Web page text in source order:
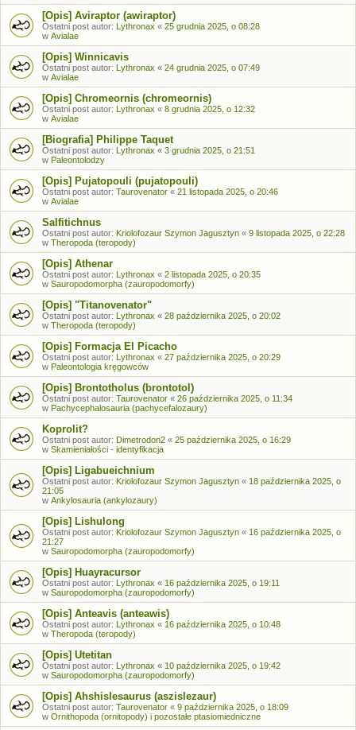
[Opis] Aviraptor (awiraptor)
Ostatni post autor: Lythronax « 25 grudnia 2025, o 08:28
w Avialae
[Opis] Winnicavis
Ostatni post autor: Lythronax « 24 grudnia 2025, o 07:49
w Avialae
[Opis] Chromeornis (chromeornis)
Ostatni post autor: Lythronax « 8 grudnia 2025, o 12:32
w Avialae
[Biografia] Philippe Taquet
Ostatni post autor: Lythronax « 3 grudnia 2025, o 21:51
w Paleontolodzy
[Opis] Pujatopouli (pujatopouli)
Ostatni post autor: Taurovenator « 21 listopada 2025, o 20:46
w Avialae
Salfitichnus
Ostatni post autor: Kriolofozaur Szymon Jagusztyn « 9 listopada 2025, o 22:28
w Theropoda (teropody)
[Opis] Athenar
Ostatni post autor: Lythronax « 2 listopada 2025, o 20:35
w Sauropodomorpha (zauropodomorfy)
[Opis] "Titanovenator"
Ostatni post autor: Lythronax « 28 października 2025, o 20:02
w Theropoda (teropody)
[Opis] Formacja El Picacho
Ostatni post autor: Lythronax « 27 października 2025, o 20:29
w Paleontologia kręgowców
[Opis] Brontotholus (brontotol)
Ostatni post autor: Taurovenator « 26 października 2025, o 11:34
w Pachycephalosauria (pachycefalozaury)
Koprolit?
Ostatni post autor: Dimetrodon2 « 25 października 2025, o 16:29
w Skamieniałości - identyfikacja
[Opis] Ligabueichnium
Ostatni post autor: Kriolofozaur Szymon Jagusztyn « 18 października 2025, o
21:05
w Ankylosauria (ankylozaury)
[Opis] Lishulong
Ostatni post autor: Kriolofozaur Szymon Jagusztyn « 16 października 2025, o
21:27
w Sauropodomorpha (zauropodomorfy)
[Opis] Huayracursor
Ostatni post autor: Lythronax « 16 października 2025, o 19:11
w Sauropodomorpha (zauropodomorfy)
[Opis] Anteavis (anteawis)
Ostatni post autor: Lythronax « 16 października 2025, o 10:48
w Theropoda (teropody)
[Opis] Utetitan
Ostatni post autor: Lythronax « 10 października 2025, o 19:42
w Sauropodomorpha (zauropodomorfy)
[Opis] Ahshislesaurus (aszislezaur)
Ostatni post autor: Taurovenator « 9 października 2025, o 18:09
w Ornithopoda (ornitopody) i pozostałe ptasiomiedniczne